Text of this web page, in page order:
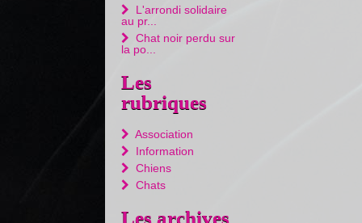
L'arrondi solidaire
au pr...
Chat noir perdu sur
la po...
Les
rubriques
Association
Information
Chiens
Chats
Les archives